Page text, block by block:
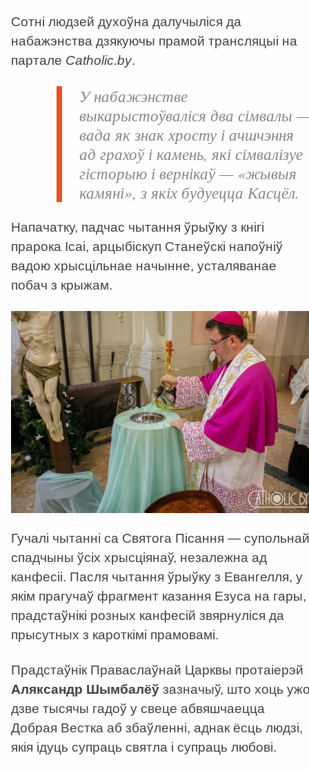
Сотні людзей духоўна далучыліся да
набажэнства дзякуючы прамой трансляцыі на
партале Catholic.by.
У набажэнстве
выкарыстоўваліся два сімвалы
вада як знак хросту і ачшчэння
ад грахоў і камень, які сімвалізуе
гісторыю і вернікаў — «жывыя
камяні», з якіх будуецца Касцёл.
Напачатку, падчас чытання ўрыўку з кнігі
прарока Ісаі, арцыбіскуп Станеўскі напоўніў
вадою хрысцільнае начынне, усталяванае
побач з крыжам.
Гучалі чытанні са Святога Пісання — супольнай
спадчыны ўсіх хрысціянаў, незалежна ад
канфесіі. Пасля чытання ўрыўку з Евангелля, у
якім прагучаў фрагмент казання Езуса на гары,
прадстаўнікі розных канфесій звярнуліся да
прысутных з кароткімі прамовамі.
Прадстаўнік Праваслаўнай Царквы протаіерэй
Аляксандр Шымбалёў зазначыў, што хоць
дзве тысячы гадоў у свеце абвяшчаецца
Добрая Вестка аб збаўленні, аднак ёсць людзі,
якія ідуць супраць святла і супраць любові.